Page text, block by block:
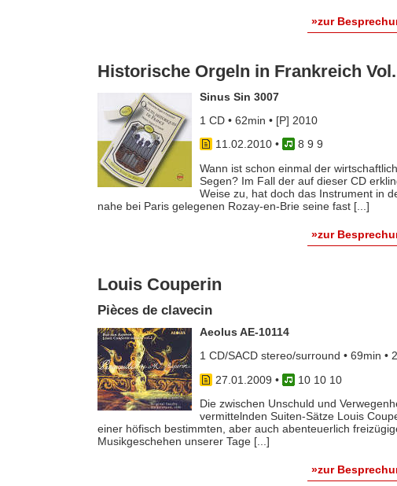
»zur
Historische Orgeln in Frankreich
Sinus Sin 3007
1 CD • 62min • [P] 2010
11.02.2010•
8 9 9
Wann ist schon einmal der
Segen? Im Fall der auf dieser CD
Weise zu, hat doch das Instrument in
nahe bei Paris gelegenen Rozay-en-Brie seine fast [...]
»zur
Louis Couperin
Pièces de clavecin
Aeolus AE-10114
1 CD/SACD stereo/surround • 69min •
27.01.2009 •
10 10 10
Die zwischen Unschuld und
vermittelnden Suiten-Sätze Louis
einer höfisch bestimmten, aber auch abenteuerlich
Musikgeschehen unserer Tage [...]
»zur